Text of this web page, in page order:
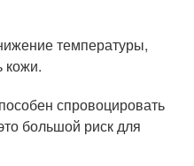
температуры,
кожи.
спровоцировать
большой риск для